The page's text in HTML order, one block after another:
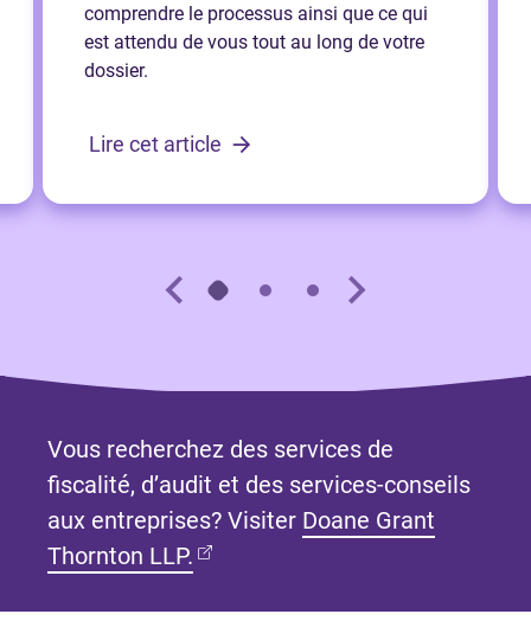
comprendre le processus ainsi que ce qui
est attendu de vous tout au long de votre
dossier.
Lire cet article
Vous recherchez des services de
fiscalité, d’audit et des services-conseils
aux entreprises? Visiter Doane Grant
Thornton LLP. (Ouvre dans un nouvel onglet)